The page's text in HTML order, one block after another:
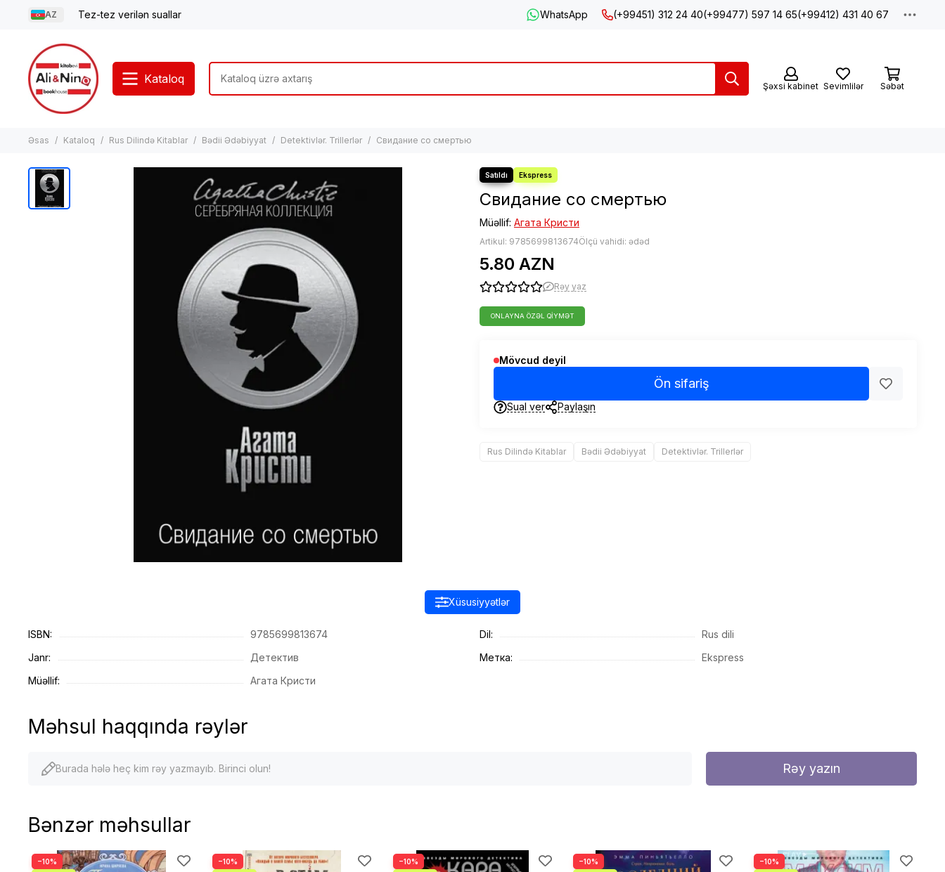
AZ Tez-tez verilən suallar WhatsApp (+99451) 312 24 40(+99477) 597 14 65(+99412) 431 40 67
Kataloq
Şəxsi kabinet Sevimlilər Səbət
Əsas Kataloq Rus Dilində Kitablar Bədii Ədəbiyyat Detektivlər. Trillerlər Свидание со смертью
Свидание со смертью
Müəllif: Агата Кристи
Artikul: 9785699813674Ölçü vahidi: ədəd
5.80 AZN
Rəy yaz
ONLAYNA ÖZƏL QIYMƏT
Mövcud deyil
Ön sifariş
Sual ver Paylaşın
Rus Dilində Kitablar Bədii Ədəbiyyat Detektivlər. Trillerlər
Xüsusiyyətlər
ISBN:
9785699813674
Janr:
Детектив
Müəllif:
Агата Кристи
Dil:
Rus dili
Метка:
Ekspress
Məhsul haqqında rəylər
Burada hələ heç kim rəy yazmayıb. Birinci olun! Rəy yazın
Bənzər məhsullar
−10% −10% −10% −10% −10%